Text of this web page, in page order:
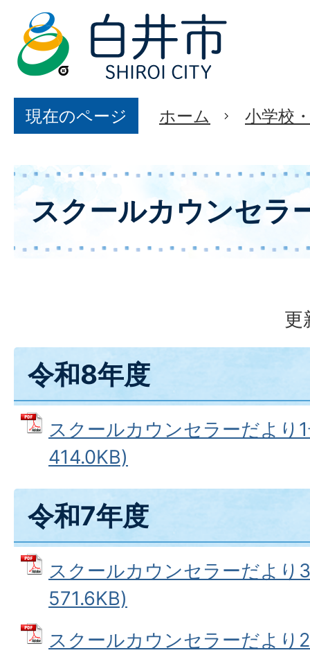
現在のページ ホーム 小学校
スクールカウンセラ
更
令和8年度
スクールカウンセラーだより
414.0KB)
令和7年度
スクールカウンセラーだより
571.6KB)
スクールカウンセラーだより